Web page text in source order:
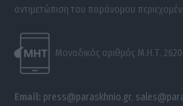
αντιμετώπιση του παράνομου
Μοναδικός αριθμός Μ.Η.Τ.
Email: press@paraskhnio.gr,